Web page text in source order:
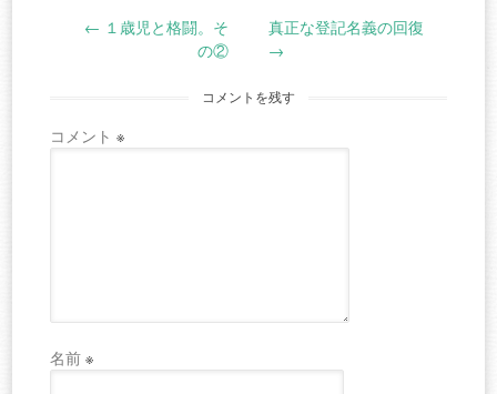
navigation
← １歳児と格闘。そ
の②
真正な登記名義の回復
→
コメントを残す
コメント※
名前※